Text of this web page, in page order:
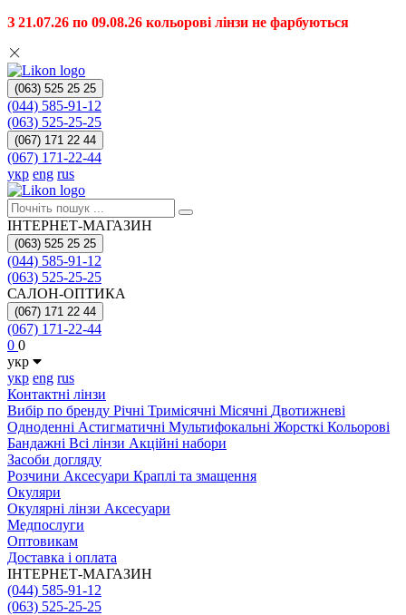
З 21.07.26 по 09.08.26 кольорові лінзи не фарбуються
(063) 525 25 25
(044) 585-91-12
(063) 525-25-25
(067) 171 22 44
(067) 171-22-44
укр eng rus
ІНТЕРНЕТ-МАГАЗИН
(063) 525 25 25
(044) 585-91-12
(063) 525-25-25
САЛОН-ОПТИКА
(067) 171 22 44
(067) 171-22-44
0 0
укр
укр eng rus
Контактні лінзи
Вибiр по бренду Річні Тримісячні Місячні Двотижневі
Одноденні Астигматичні Мультифокальні Жорсткі Кольорові
Бандажні Всі лінзи Акційні набори
Засоби догляду
Розчини Аксесуари Краплі та змащення
Окуляри
Окулярні лінзи Аксесуари
Медпослуги
Оптовикам
Доставка і оплата
ІНТЕРНЕТ-МАГАЗИН
(044) 585-91-12
(063) 525-25-25